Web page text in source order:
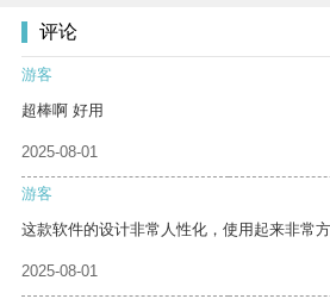
评论
游客
超棒啊 好用
2025-08-01
游客
这款软件的设计非常人性化，使用起来非常方
2025-08-01